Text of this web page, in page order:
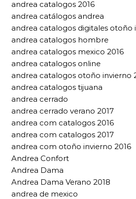
andrea catalogos 2016
andrea catálogos andrea
andrea catalogos digitales otoño
andrea catalogos hombre
andrea catalogos mexico 2016
andrea catalogos online
andrea catalogos otoño invierno
andrea catalogos tijuana
andrea cerrado
andrea cerrado verano 2017
andrea com catalogos 2016
andrea com catalogos 2017
andrea com otoño invierno 2016
Andrea Confort
Andrea Dama
Andrea Dama Verano 2018
andrea de mexico